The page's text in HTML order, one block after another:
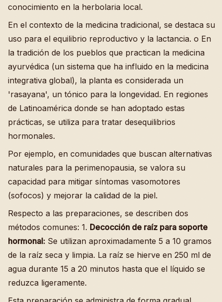
conocimiento en la herbolaria local.
En el contexto de la medicina tradicional, se destaca su
uso para el equilibrio reproductivo y la lactancia. o En
la tradición de los pueblos que practican la medicina
ayurvédica (un sistema que ha influido en la medicina
integrativa global), la planta es considerada un
'rasayana', un tónico para la longevidad. En regiones
de Latinoamérica donde se han adoptado estas
prácticas, se utiliza para tratar desequilibrios
hormonales.
Por ejemplo, en comunidades que buscan alternativas
naturales para la perimenopausia, se valora su
capacidad para mitigar síntomas vasomotores
(sofocos) y mejorar la calidad de la piel.
Respecto a las preparaciones, se describen dos
métodos comunes: 1. Decocción de raíz para soporte
hormonal: Se utilizan aproximadamente 5 a 10 gramos
de la raíz seca y limpia. La raíz se hierve en 250 ml de
agua durante 15 a 20 minutos hasta que el líquido se
reduzca ligeramente.